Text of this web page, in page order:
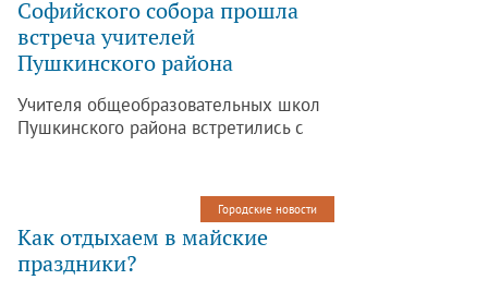
Софийского собора прошла
встреча учителей
Пушкинского района
Учителя общеобразовательных школ
Пушкинского района встретились с
из г. Рязани Никулиной Софьей
Городские новости
Как отдыхаем в майские
праздники?